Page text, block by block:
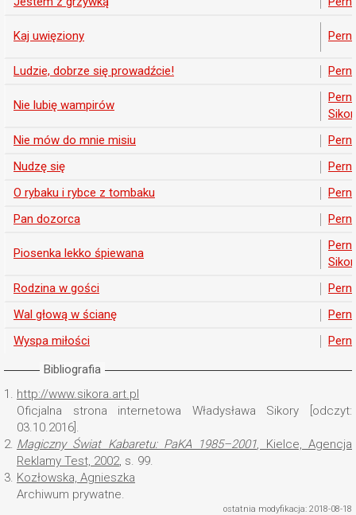
Kaj uwięziony
Ludzie, dobrze się prowadźcie!
Nie lubię wampirów
Nie mów do mnie misiu
Nudzę się
O rybaku i rybce z tombaku
Pan dozorca
Piosenka lekko śpiewana
Rodzina w gości
Wal głową w ścianę
Wyspa miłości
Bibliografia
1. http://www.sikora.art.pl
Oficjalna strona internetowa Władysława Sikory [odczyt:
03.10.2016].
2. Magiczny Świat Kabaretu: PaKA 1985–2001, Kielce, Agencja
Reklamy Test, 2002, s. 99.
3. Kozłowska, Agnieszka
Archiwum prywatne.
ostatnia modyfikacja: 2018-08-18